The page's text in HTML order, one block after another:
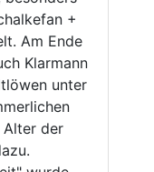
+
Am Ende
Klarmann
unter
Alter der